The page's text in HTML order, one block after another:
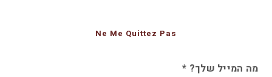
Ne Me Quittez Pas
מה המייל שלך? *